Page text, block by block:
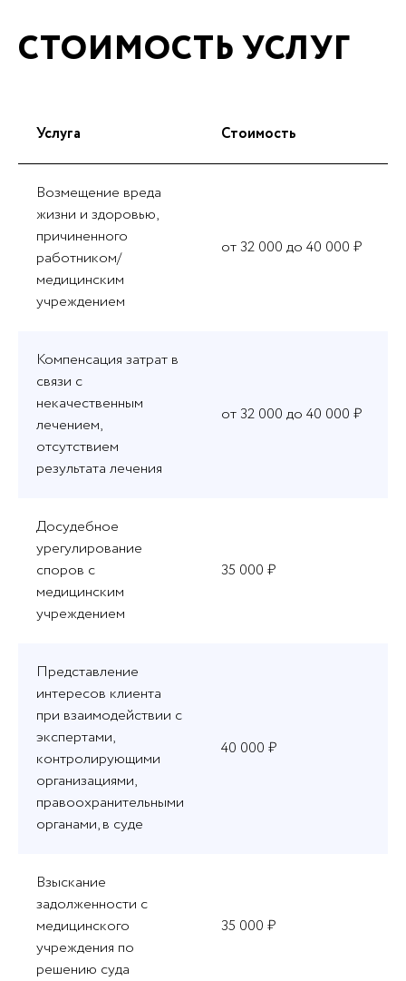
СТОИМОСТЬ УСЛУГ
Услуга Стоимость
Возмещение вреда
жизни и здоровью,
причиненного
работником/
медицинским
учреждением
от 32 000 до 40 000 ₽
Компенсация затрат в
связи с
некачественным
лечением,
отсутствием
результата лечения
от 32 000 до 40 000 ₽
Досудебное
урегулирование
споров с
медицинским
учреждением
35 000 ₽
Представление
интересов клиента
при взаимодействии с
экспертами,
контролирующими
организациями,
правоохранительными
органами, в суде
40 000 ₽
Взыскание
задолженности с
медицинского
учреждения по
решению суда
35 000 ₽